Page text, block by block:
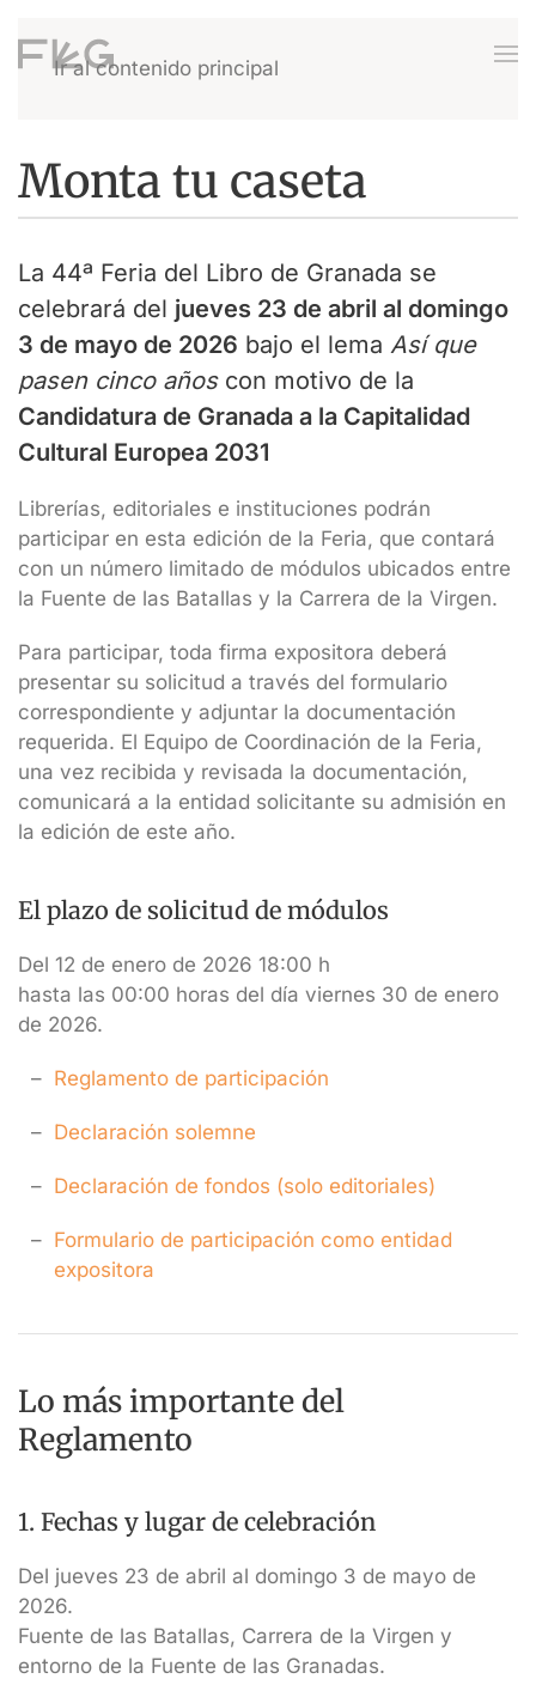
Ir al contenido principal
Monta tu caseta
La 44ª Feria del Libro de Granada se
celebrará del jueves 23 de abril al domingo
3 de mayo de 2026 bajo el lema Así que
pasen cinco añoscon motivo de la
Candidatura de Granada a la Capitalidad
Cultural Europea 2031
Librerías, editoriales e instituciones podrán
participar en esta edición de la Feria, que contará
con un número limitado de módulos ubicados entre
la Fuente de las Batallas y la Carrera de la Virgen.
Para participar, toda firma expositora deberá
presentar su solicitud a través del formulario
correspondiente y adjuntar la documentación
requerida. El Equipo de Coordinación de la Feria,
una vez recibida y revisada la documentación,
comunicará a la entidad solicitante su admisión en
la edición de este año.
El plazo de solicitud de módulos
Del 12 de enero de 2026 18:00 h
hasta las 00:00 horas del día viernes 30 de enero
de 2026.
Reglamento de participación
Declaración solemne
Declaración de fondos (solo editoriales)
Formulario de participación como entidad
expositora
Lo más importante del
Reglamento
1. Fechas y lugar de celebración
Del jueves 23 de abril al domingo 3 de mayo de
2026.
Fuente de las Batallas, Carrera de la Virgen y
entorno de la Fuente de las Granadas.